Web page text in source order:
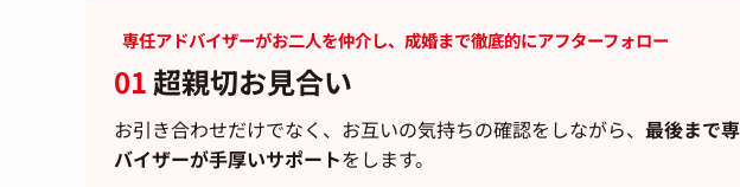
専任アドバイザーがお二人を仲介し、成婚まで徹底的にアフターフォロー
01 超親切お見合い
お引き合わせだけでなく、お互いの気持ちの確認をしながら、 最後まで
バイザーが手厚いサポートをします。